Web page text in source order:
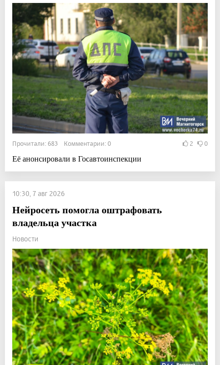
Прочитали: 683 Комментарии: 0 2 0
Её анонсировали в Госавтоинспекции
10:30, 7 авг 2026
Нейросеть помогла оштрафовать
владельца участка
Новости